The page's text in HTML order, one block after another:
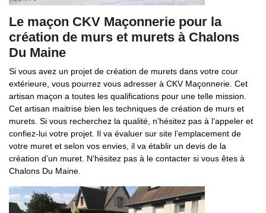
Le maçon CKV Maçonnerie pour la
création de murs et murets à Chalons
Du Maine
Si vous avez un projet de création de murets dans votre cour
extérieure, vous pourrez vous adresser à CKV Maçonnerie. Cet
artisan maçon a toutes les qualifications pour une telle mission.
Cet artisan maitrise bien les techniques de création de murs et
murets. Si vous recherchez la qualité, n’hésitez pas à l’appeler et
confiez-lui votre projet. Il va évaluer sur site l’emplacement de
votre muret et selon vos envies, il va établir un devis de la
création d’un muret. N’hésitez pas à le contacter si vous êtes à
Chalons Du Maine.